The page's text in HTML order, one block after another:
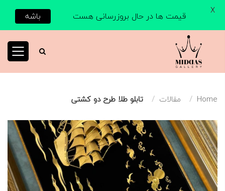
Home مقالات تابلو طلا طرح دو کشتی
قیمت ها در حال بروزرسانی هست باشه X